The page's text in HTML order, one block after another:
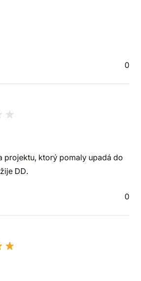
0
projektu, ktorý pomaly upadá do
DD.
0